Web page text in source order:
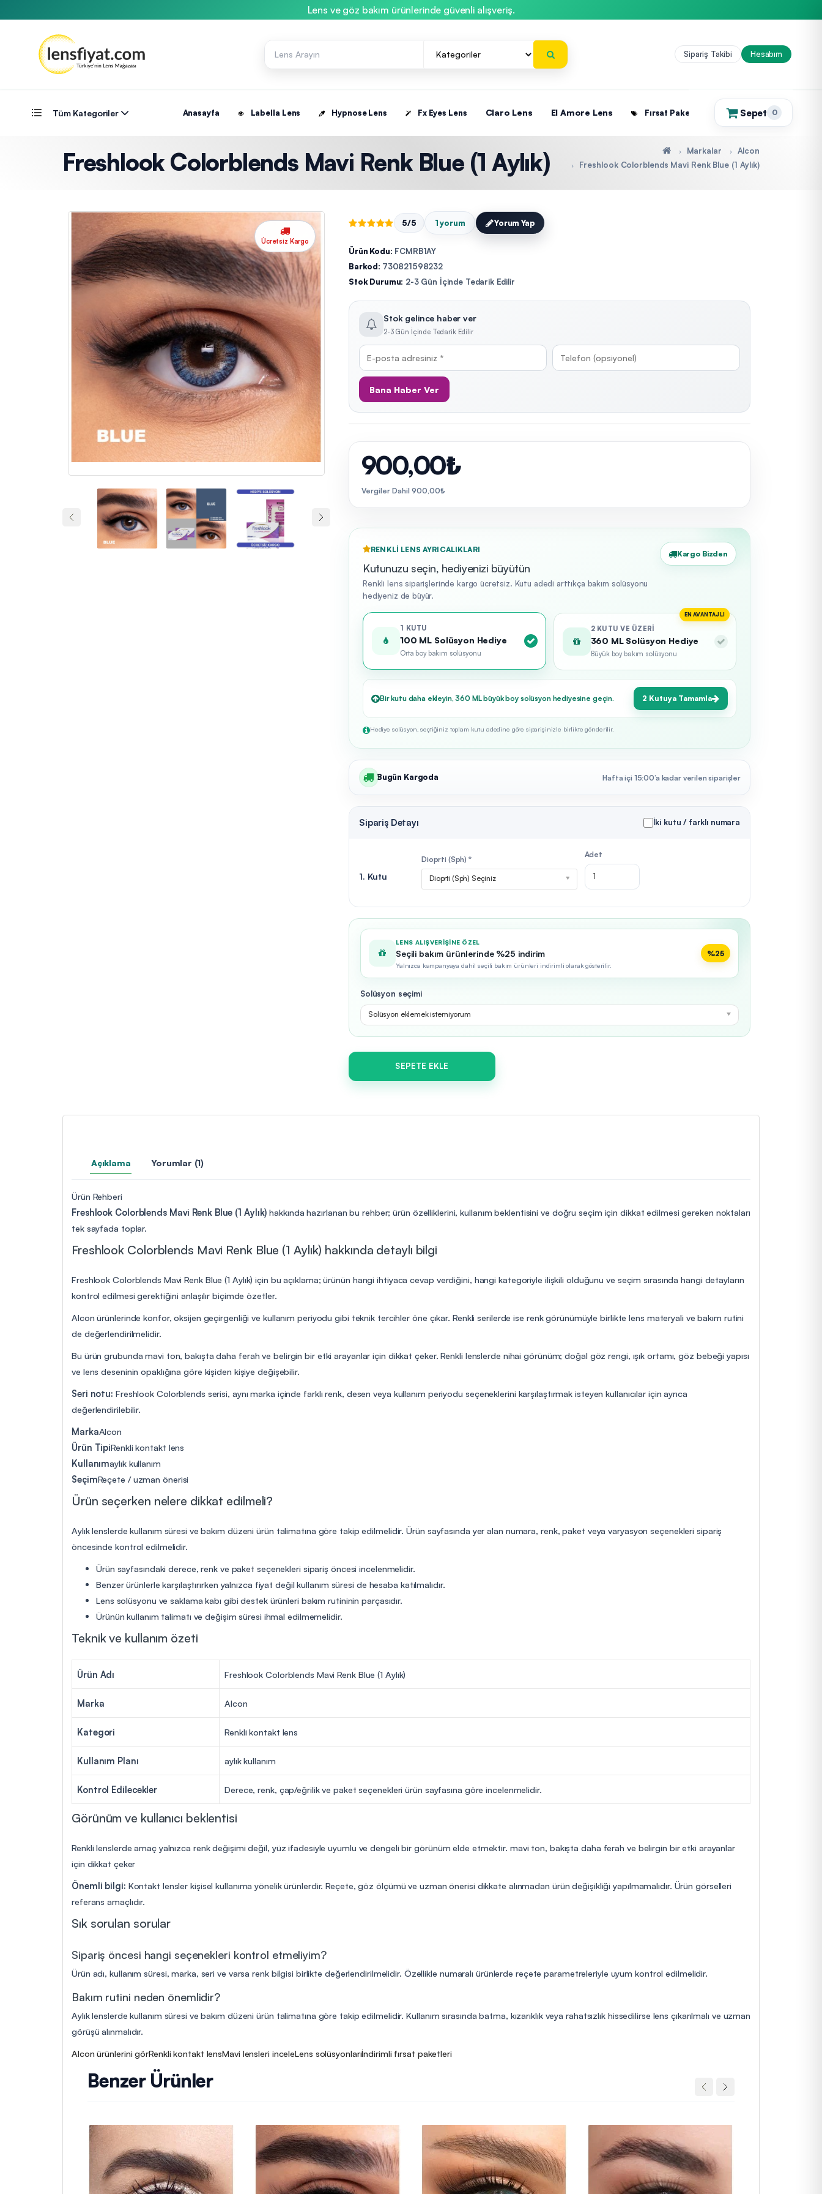
Lens ve göz bakım ürünlerinde güvenli alışveriş.
Sipariş Takibi Hesabım
Tüm Kategoriler Anasayfa Labella Lens Hypnose Lens Fx Eyes Lens Claro Lens El Amore Lens Fırsat Paketleri Sepet 0
(0)
Freshlook Colorblends Mavi Renk Blue (1 Aylık) Markalar
Alcon
Freshlook Colorblends Mavi Renk Blue (1 Aylık)
Ücretsiz Kargo
5/5 1 yorum Yorum Yap
Ürün Kodu: FCMRB1AY
Barkod: 730821598232
Stok Durumu: 2-3 Gün İçinde Tedarik Edilir
Stok gelince haber ver
2-3 Gün İçinde Tedarik Edilir
Bana Haber Ver
900,00₺
Vergiler Dahil 900,00₺
RENKLI LENS AYRICALIKLARI
Kutunuzu seçin, hediyenizi büyütün
Renkli lens siparişlerinde kargo ücretsiz. Kutu adedi arttıkça bakım solüsyonu
hediyeniz de büyür.
Kargo Bizden
1 KUTU
100 ML Solüsyon Hediye
Orta boy bakım solüsyonu
EN AVANTAJLI
2 KUTU VE ÜZERI
360 ML Solüsyon Hediye
Büyük boy bakım solüsyonu
Bir kutu daha ekleyin, 360 ML büyük boy solüsyon hediyesine geçin. 2 Kutuya Tamamla
Hediye solüsyon, seçtiğiniz toplam kutu adedine göre siparişinizle birlikte gönderilir.
Bugün Kargoda Hafta içi 15:00’a kadar verilen siparişler
Sipariş Detayı İki kutu / farklı numara
1. Kutu
Dioprti (Sph) *
Dioprti (Sph) Seçiniz
Adet
LENS ALIŞVERIŞINE ÖZEL
Seçili bakım ürünlerinde %25 indirim
Yalnızca kampanyaya dahil seçili bakım ürünleri indirimli olarak gösterilir.
%25
Solüsyon seçimi
Solüsyon eklemek istemiyorum
SEPETE EKLE
Açıklama Yorumlar (1)
Ürün Rehberi
Freshlook Colorblends Mavi Renk Blue (1 Aylık) hakkında hazırlanan bu rehber; ürün özelliklerini, kullanım beklentisini ve doğru seçim için dikkat edilmesi gereken noktaları
tek sayfada toplar.
Freshlook Colorblends Mavi Renk Blue (1 Aylık) hakkında detaylı bilgi
Freshlook Colorblends Mavi Renk Blue (1 Aylık) için bu açıklama; ürünün hangi ihtiyaca cevap verdiğini, hangi kategoriyle ilişkili olduğunu ve seçim sırasında hangi detayların
kontrol edilmesi gerektiğini anlaşılır biçimde özetler.
Alcon ürünlerinde konfor, oksijen geçirgenliği ve kullanım periyodu gibi teknik tercihler öne çıkar. Renkli serilerde ise renk görünümüyle birlikte lens materyali ve bakım rutini
de değerlendirilmelidir.
Bu ürün grubunda mavi ton, bakışta daha ferah ve belirgin bir etki arayanlar için dikkat çeker. Renkli lenslerde nihai görünüm; doğal göz rengi, ışık ortamı, göz bebeği yapısı
ve lens deseninin opaklığına göre kişiden kişiye değişebilir.
Seri notu: Freshlook Colorblends serisi, aynı marka içinde farklı renk, desen veya kullanım periyodu seçeneklerini karşılaştırmak isteyen kullanıcılar için ayrıca
değerlendirilebilir.
MarkaAlcon
Ürün TipiRenkli kontakt lens
Kullanımaylık kullanım
SeçimReçete / uzman önerisi
Ürün seçerken nelere dikkat edilmeli?
Aylık lenslerde kullanım süresi ve bakım düzeni ürün talimatına göre takip edilmelidir. Ürün sayfasında yer alan numara, renk, paket veya varyasyon seçenekleri sipariş
öncesinde kontrol edilmelidir.
Ürün sayfasındaki derece, renk ve paket seçenekleri sipariş öncesi incelenmelidir.
Benzer ürünlerle karşılaştırırken yalnızca fiyat değil kullanım süresi de hesaba katılmalıdır.
Lens solüsyonu ve saklama kabı gibi destek ürünleri bakım rutininin parçasıdır.
Ürünün kullanım talimatı ve değişim süresi ihmal edilmemelidir.
Teknik ve kullanım özeti
Ürün Adı Freshlook Colorblends Mavi Renk Blue (1 Aylık)
Marka Alcon
Kategori Renkli kontakt lens
Kullanım Planı aylık kullanım
Kontrol Edilecekler Derece, renk, çap/eğrilik ve paket seçenekleri ürün sayfasına göre incelenmelidir.
Görünüm ve kullanıcı beklentisi
Renkli lenslerde amaç yalnızca renk değişimi değil, yüz ifadesiyle uyumlu ve dengeli bir görünüm elde etmektir. mavi ton, bakışta daha ferah ve belirgin bir etki arayanlar
için dikkat çeker
Önemli bilgi: Kontakt lensler kişisel kullanıma yönelik ürünlerdir. Reçete, göz ölçümü ve uzman önerisi dikkate alınmadan ürün değişikliği yapılmamalıdır. Ürün görselleri
referans amaçlıdır.
Sık sorulan sorular
Sipariş öncesi hangi seçenekleri kontrol etmeliyim?
Ürün adı, kullanım süresi, marka, seri ve varsa renk bilgisi birlikte değerlendirilmelidir. Özellikle numaralı ürünlerde reçete parametreleriyle uyum kontrol edilmelidir.
Bakım rutini neden önemlidir?
Aylık lenslerde kullanım süresi ve bakım düzeni ürün talimatına göre takip edilmelidir. Kullanım sırasında batma, kızarıklık veya rahatsızlık hissedilirse lens çıkarılmalı ve uzman
görüşü alınmalıdır.
Alcon ürünlerini görRenkli kontakt lensMavi lensleri inceleLens solüsyonlarıİndirimli fırsat paketleri
Benzer Ürünler